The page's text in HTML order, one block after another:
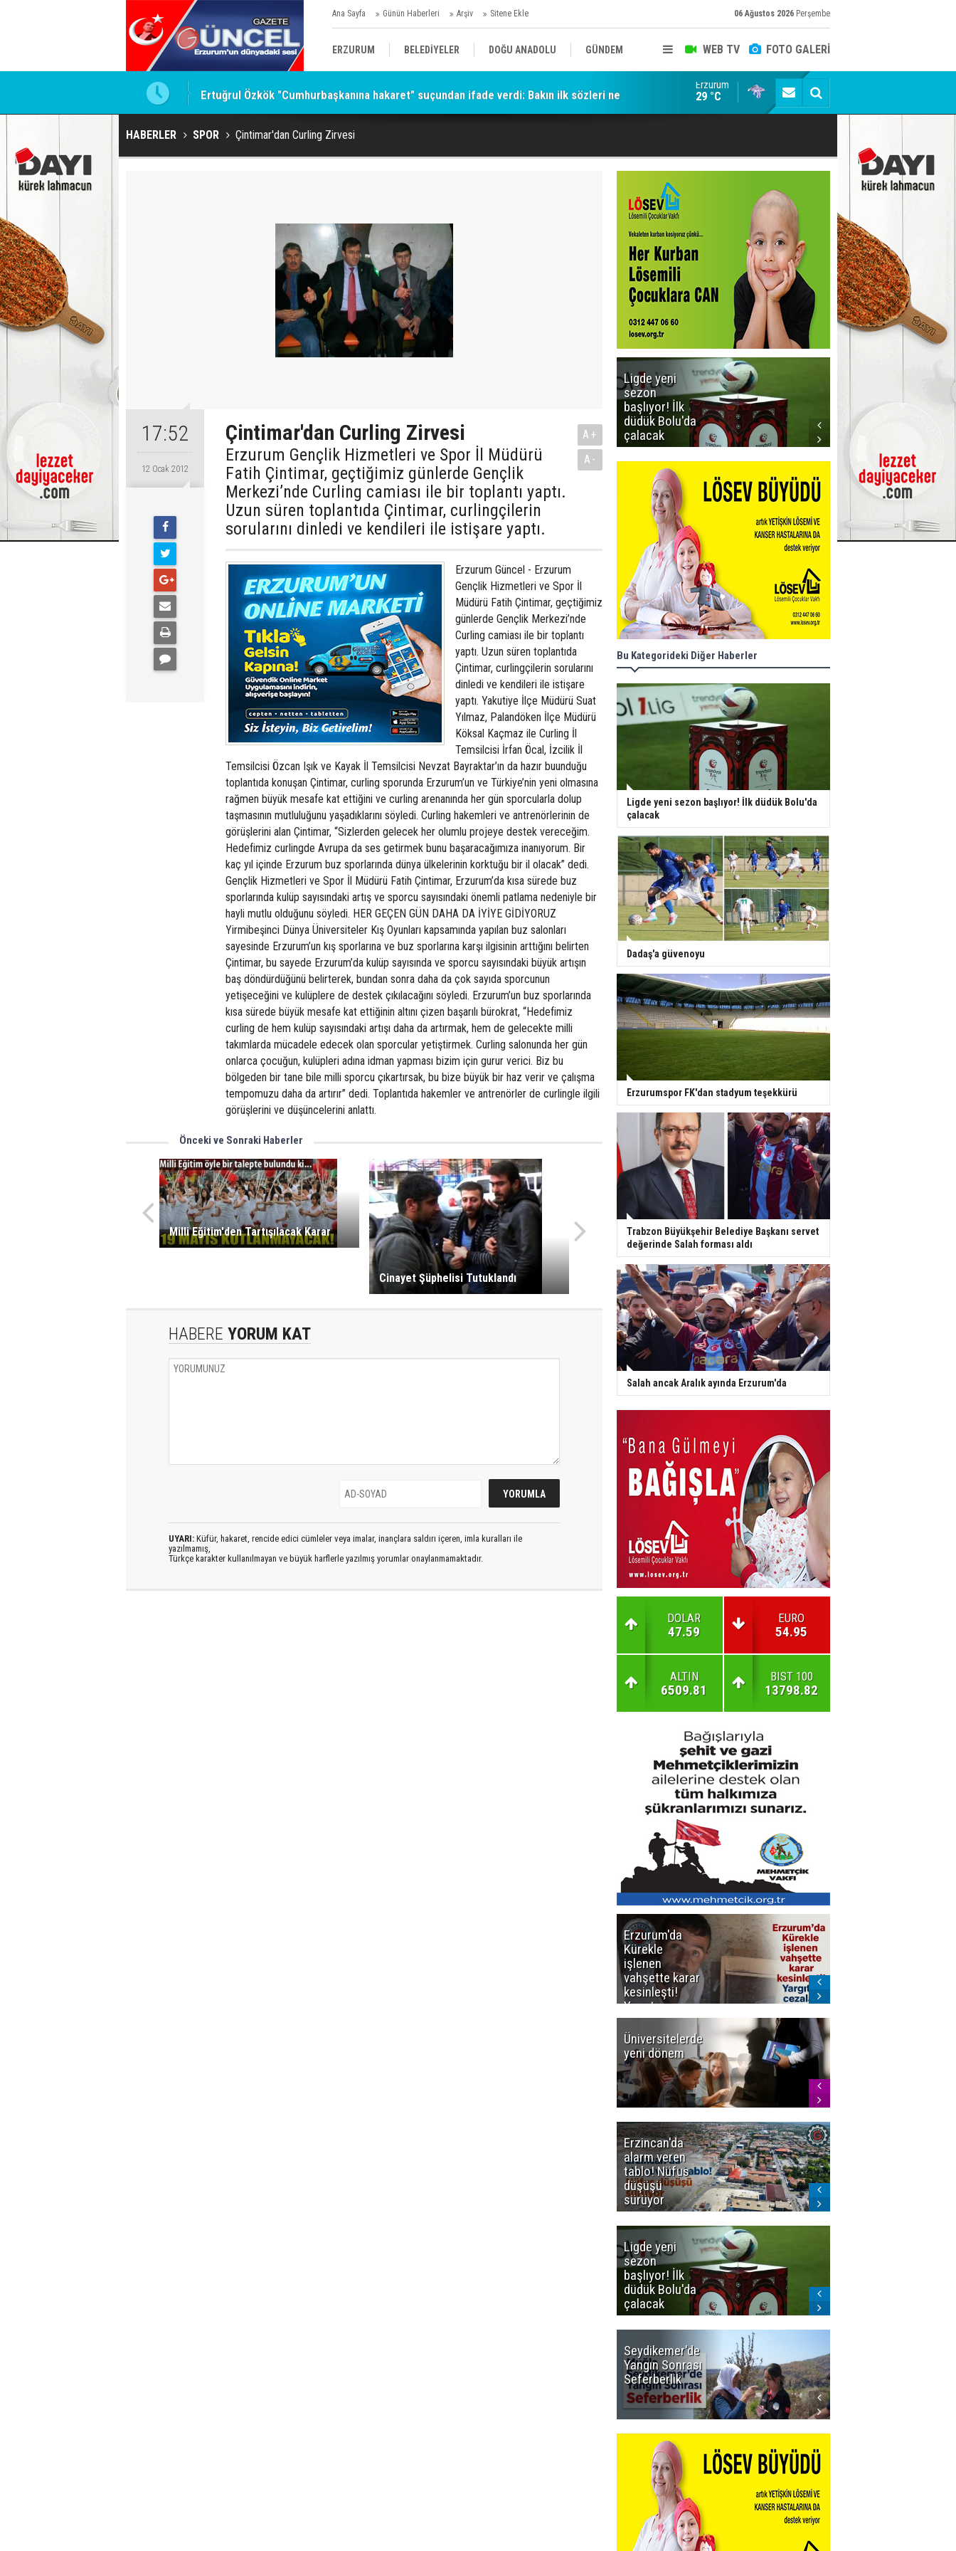
Ana Sayfa Günün Haberleri Arşiv Sitene Ekle 06 Ağustos 2026 Perşembe
WEB TV FOTO GALERİ
ERZURUM BELEDİYELER DOĞU ANADOLU GÜNDEM
SİYASET AFAD/ SAVAŞ SPOR
KÜLTÜR/SANAT//MAĞAZİN
Ertuğrul Özkök "Cumhurbaşkanına hakaret" suçundan ifade verdi: Bakın ilk sözleri ne oldu Erzurum'da eniştesini öldüren katil hakim
Erzurum
29 °C
HABERLER SPOR Çintimar'dan Curling Zirvesi
17:52
12 Ocak 2012
Çintimar'dan Curling Zirvesi
Erzurum Gençlik Hizmetleri ve Spor İl Müdürü
Fatih Çintimar, geçtiğimiz günlerde Gençlik
Merkezi’nde Curling camiası ile bir toplantı yaptı.
Uzun süren toplantıda Çintimar, curlingçilerin
sorularını dinledi ve kendileri ile istişare yaptı.
A+
A-
Erzurum Güncel - Erzurum
Gençlik Hizmetleri ve Spor İl
Müdürü Fatih Çintimar, geçtiğimiz
günlerde Gençlik Merkezi’nde
Curling camiası ile bir toplantı
yaptı. Uzun süren toplantıda
Çintimar, curlingçilerin sorularını
dinledi ve kendileri ile istişare
yaptı. Yakutiye İlçe Müdürü Suat
Yılmaz, Palandöken İlçe Müdürü
Köksal Kaçmaz ile Curling İl
Temsilcisi İrfan Öcal, İzcilik İl
Temsilcisi Özcan Işık ve Kayak İl Temsilcisi Nevzat Bayraktar’ın da hazır buunduğu
toplantıda konuşan Çintimar, curling sporunda Erzurum’un ve Türkiye’nin yeni olmasına
rağmen büyük mesafe kat ettiğini ve curling arenanında her gün sporcularla dolup
taşmasının mutluluğunu yaşadıklarını söyledi. Curling hakemleri ve antrenörlerinin de
görüşlerini alan Çintimar, “Sizlerden gelecek her olumlu projeye destek vereceğim.
Hedefimiz curlingde Avrupa da ses getirmek bunu başaracağımıza inanıyorum. Bir
kaç yıl içinde Erzurum buz sporlarında dünya ülkelerinin korktuğu bir il olacak” dedi.
Gençlik Hizmetleri ve Spor İl Müdürü Fatih Çintimar, Erzurum’da kısa sürede buz
sporlarında kulüp sayısındaki artış ve sporcu sayısındaki önemli patlama nedeniyle bir
hayli mutlu olduğunu söyledi. HER GEÇEN GÜN DAHA DA İYİYE GİDİYORUZ
Yirmibeşinci Dünya Üniversiteler Kış Oyunları kapsamında yapılan buz salonları
sayesinde Erzurum’un kış sporlarına ve buz sporlarına karşı ilgisinin arttığını belirten
Çintimar, bu sayede Erzurum’da kulüp sayısında ve sporcu sayısındaki büyük artışın
baş döndürdüğünü belirterek, bundan sonra daha da çok sayıda sporcunun
yetişeceğini ve kulüplere de destek çıkılacağını söyledi. Erzurum’un buz sporlarında
kısa sürede büyük mesafe kat ettiğinin altını çizen başarılı bürokrat, “Hedefimiz
curling de hem kulüp sayısındaki artışı daha da artırmak, hem de gelecekte milli
takımlarda mücadele edecek olan sporcular yetiştirmek. Curling salonunda her gün
onlarca çocuğun, kulüpleri adına idman yapması bizim için gurur verici. Biz bu
bölgeden bir tane bile milli sporcu çıkartırsak, bu bize büyük bir haz verir ve çalışma
tempomuzu daha da artırır” dedi. Toplantıda hakemler ve antrenörler de curlingle ilgili
görüşlerini ve düşüncelerini anlattı.
Önceki ve Sonraki Haberler
Milli Eğitim'den Tartışılacak Karar
Cinayet Şüphelisi Tutuklandı
HABERE YORUM KAT
UYARI: Küfür, hakaret, rencide edici cümleler veya imalar, inançlara saldırı içeren, imla kuralları ile
yazılmamış,
Türkçe karakter kullanılmayan ve büyük harflerle yazılmış yorumlar onaylanmamaktadır.
Ligde yeni
sezon
başlıyor! İlk
düdük Bolu'da
çalacak
Bu Kategorideki Diğer Haberler
Ligde yeni sezon başlıyor! İlk düdük Bolu'da
çalacak
Dadaş'a güvenoyu
Erzurumspor FK'dan stadyum teşekkürü
Trabzon Büyükşehir Belediye Başkanı servet
değerinde Salah forması aldı
Salah ancak Aralık ayında Erzurum'da
DOLAR
47.59
EURO
54.95
ALTIN
6509.81
BIST 100
13798.82
Erzurum'da
Kürekle
işlenen
vahşette karar
kesinleşti!
Yargıtay
cezaları onadı
Üniversitelerde
yeni dönem
Erzincan'da
alarm veren
tablo! Nüfus
düşüşü
sürüyor
Ligde yeni
sezon
başlıyor! İlk
düdük Bolu'da
çalacak
Seydikemer'de
Yangın Sonrası
Seferberlik